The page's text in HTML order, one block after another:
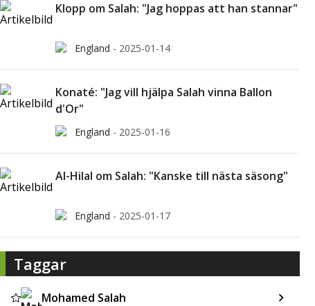
Klopp om Salah: "Jag hoppas att han stannar"
England - 2025-01-14
Konaté: "Jag vill hjälpa Salah vinna Ballon
d'Or"
England - 2025-01-16
Al-Hilal om Salah: "Kanske till nästa säsong"
England - 2025-01-17
Taggar
Mohamed Salah